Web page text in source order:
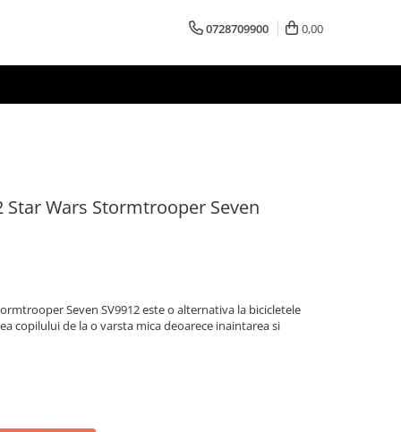
0728709900 0,00
Wars Stormtrooper Seven
Seven SV9912 este o alternativa la bicicletele
copilului de la o varsta mica deoarece inaintarea si